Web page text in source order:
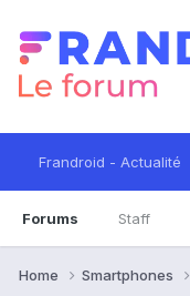
Frandroid - Actualité
Forums Staff
Home Smartphones